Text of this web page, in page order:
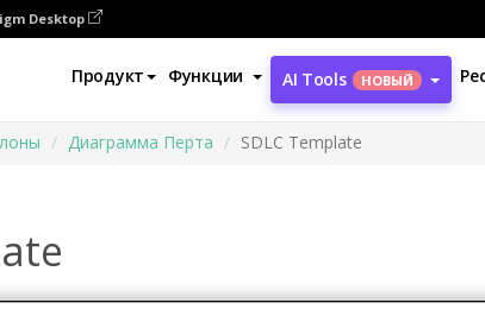
Desktop
Продукт Функции AI Tools НОВЫЙ
Диаграмма Перта SDLC Template